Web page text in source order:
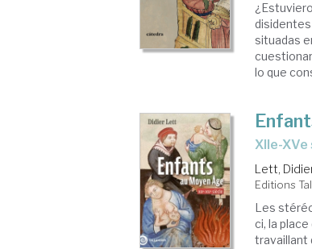
situadas
lo que
XIIe-
Lett,
Editions
Les
ci, la
travaillant